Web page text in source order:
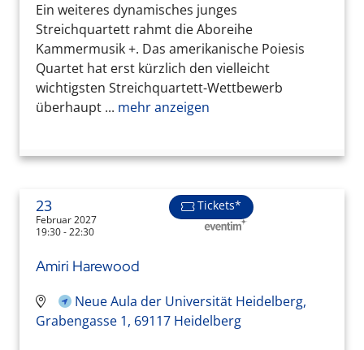
Ein weiteres dynamisches junges
Streichquartett rahmt die Aboreihe
Kammermusik +. Das amerikanische Poiesis
Quartet hat erst kürzlich den vielleicht
wichtigsten Streichquartett-Wettbewerb
überhaupt ... mehr anzeigen
23
Februar 2027
19:30 - 22:30
Tickets*
Amiri Harewood
Neue Aula der Universität Heidelberg,
Grabengasse 1, 69117 Heidelberg